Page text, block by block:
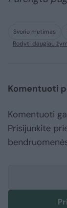
Svorio metimas
Rodyti daugiau
Komentuoti
Komentuoti
Prisijunkite